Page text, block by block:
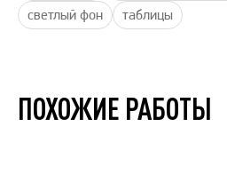
светлый фон таблицы
ПОХОЖИЕ РАБОТЫ